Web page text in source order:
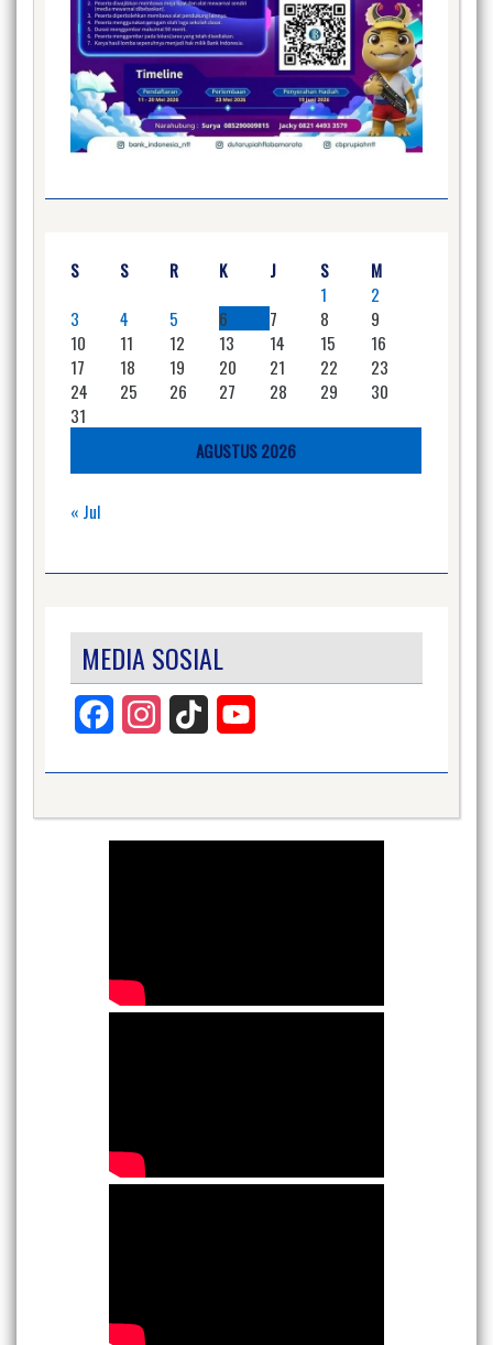
AGUSTUS 2026
S S R K J S
M
1
2
3
4 5 6 7 8
9
10
11 12 13 14 15
16
17
18 19 20 21 22
23
24
25 26 27 28 29
30
31
« Jul
MEDIA SOSIAL
Facebook InstagramTikTok